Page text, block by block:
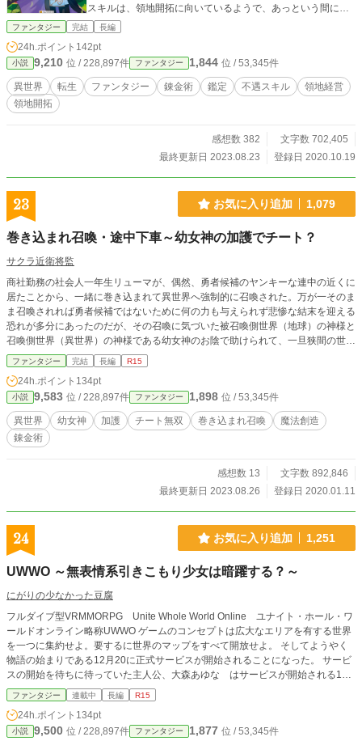
スキルは、領地開拓に向いているようで、あっという間に村
から都市へと変革してしまう。 これは辺境の地を過剰防衛と
営の父としてその名を歴史轟かすことになるクロウ・エルド
ラドの物語である。
ファンタジー 完結 長編
24h.ポイント 142pt
小説 9,210 位 / 228,897件 ファンタジー 1,844 位 / 53,345件
異世界 転生 ファンタジー 錬金術 鑑定 不遇スキル
領地経営
領地開拓
感想数 382
文字数 702,405
最終更新日 2023.08.23
登録日 2020.10.19
23 お気に入り追加 1,079
巻き込まれ召喚・途中下車～幼女神の加護でチート？
サクラ近衛将監
商社勤務の社会人一年生リューマが、偶然、勇者候補のヤンキーな連中の近くに
居たことから、一緒に巻き込まれて異世界へ強制的に召喚された。万が一そのま
ま召喚されれば勇者候補ではないために何の力も与えられず悲惨な結末を迎える
恐れが多分にあったのだが、その召喚に気づいた被召喚側世界（地球）の神様と
召喚側世界（異世界）の神様である幼女神のお陰で助けられて、一旦狭間の世界
に留め置かれ、改めて幼女神の加護等を貰ってから、異世界ではあるものの召喚
場所とは異なる場所に無事に転移を果たすことができた。リューマは、幼女神の
加護と付与された能力のおかげでチートな成長が促され、紆余曲折はありながら
も異世界生活を満喫するために生きて行くことになる。 ＊この作品は「カクヨ
ム」様にも投稿しています。 ＊＊週1（土曜日午後９時）の投稿を予定していま
す。＊＊
ファンタジー 完結 長編 R15
24h.ポイント 134pt
小説 9,583 位 / 228,897件 ファンタジー 1,898 位 / 53,345件
異世界 幼女神 加護 チート無双 巻き込まれ召喚
魔法創造
錬金術
感想数 13
文字数 892,846
最終更新日 2023.08.26
登録日 2020.01.11
24 お気に入り追加 1,251
UWWO ～無表情系引きこもり少女は暗躍する？～
にがりの少なかった豆腐
フルダイブ型VRMMORPG Unite Whole World Online ユナイト・ホール・ワ
ールドオンライン略称UWWO ゲームのコンセプトは広大なエリアを有する世界
を一つに集約せよ。要するに世界のマップをすべて開放せよ。 そしてようやく
物語の始まりである12月20に正式サービスが開始されることになった。 サービ
スの開始を待ちに待っていた主人公、大森あゆな はサービスが開始される1
5：00を前にゲーム躯体であるヘルメットにゲームをインストールしていた。 何
故かベッドの上に正座をして。 そしてサービスが始まると同時にUWWOの世界
へダイブした。 レアRACE？ 何それ？ え？ ここどこ？ 周りの敵が強すぎ
て、先に進めない。 チュートリアル受けられないのだけど！？ そして何だかん
ファンタジー 連載中 長編 R15
24h.ポイント 134pt
小説 9,500 位 / 228,897件 ファンタジー 1,877 位 / 53,345件